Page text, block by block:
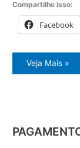
Compartilhe isso:
Facebook
Orçamento
geladeira
Veja Mais »